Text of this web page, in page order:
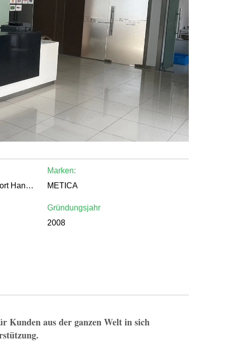
Hersteller , Ausführer , Export Handelsgesellschaft , Verkäufer , Andere
Marken:
METICA
Gründungsjahr
2008
Kunden aus der ganzen Welt in sich